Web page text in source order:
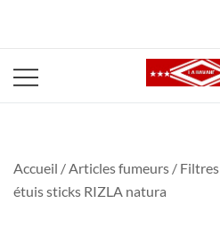
Accueil /Articles fumeurs / Filtres
étuis sticks RIZLA natura